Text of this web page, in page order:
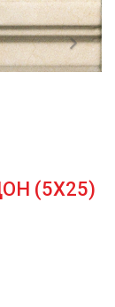
(5Х25)